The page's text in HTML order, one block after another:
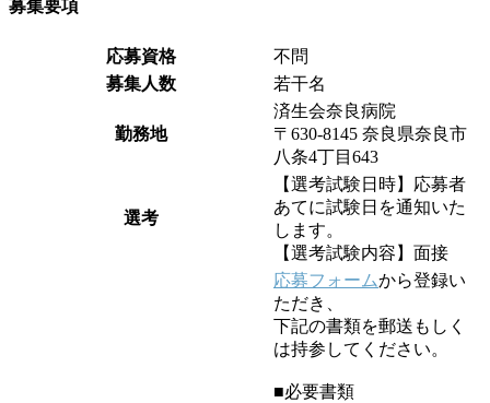
募集要項
応募資格
不問
募集人数
若干名
勤務地
済生会奈良病院
〒630-8145 奈良県奈良市
八条4丁目643
選考
【選考試験日時】応募者
あてに試験日を通知いた
します。
【選考試験内容】面接
応募フォームから登録い
ただき、
下記の書類を郵送もしく
は持参してください。
■必要書類